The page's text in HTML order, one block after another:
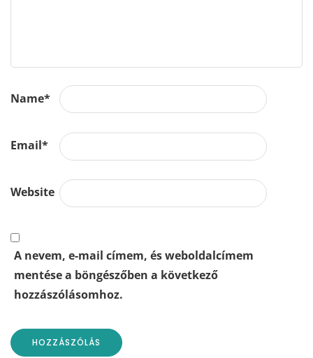
Name*
Email*
Website
A nevem, e-mail címem, és weboldalcímem
mentése a böngészőben a következő
hozzászólásomhoz.